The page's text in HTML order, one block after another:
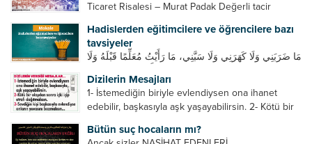
Ticaret Risalesi – Murat Padak Değerli tacir
ticaret yapmaktır. Peygamber efendimiz de ticaret
yapmıştır. Hz. Hatice...
Hadislerden eğitimcilere ve öğrencilere bazı
tavsiyeler
مَا ضَرَبَنِي وَلَا كَهَرَنِي وَلَا سَبَّنِي، مَا رَأَيْتُ مُعَلِّمًا قَبْلَهُ وَلَا
ve sellem beni dövmedi, azarlamadı ve bana
sövmedi. Ben ne ondan önce...
Dizilerin Mesajları
1- İstemediğin biriyle evlendiysen ona ihanet
edebilir, başkasıyla aşk yaşayabilirsin. 2- Kötü bir
Sevdiğin kişi başkasıyla evlendiyse onların
Bütün suç hocaların mı?